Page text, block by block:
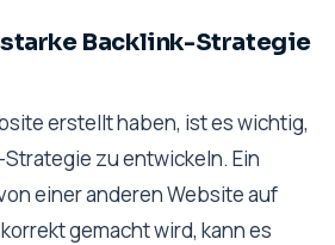
starke Backlink-Strategie
erstellt haben, ist es wichtig,
zu entwickeln. Ein
einer anderen Website auf
gemacht wird, kann es